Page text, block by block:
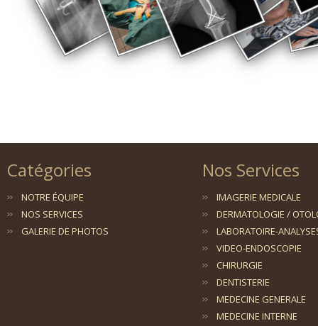
Catégories
NOTRE ÉQUIPE
NOS SERVICES
GALERIE DE PHOTOS
Nos Services
IMAGERIE MEDICALE
DERMATOLOGIE /
LABORATOIRE-
VIDEO-ENDOSCOPIE
CHIRURGIE
DENTISTERIE
MEDECINE GENERALE
MEDECINE INTERNE